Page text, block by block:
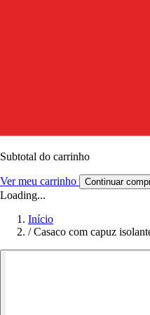
Subtotal do carrinho
Ver meu carrinho Continuar
Loading...
Início
/ Casaco com capuz